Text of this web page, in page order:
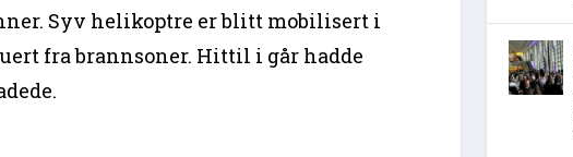
Syv helikoptre er blitt mobilisert i
fra brannsoner. Hittil i går hadde